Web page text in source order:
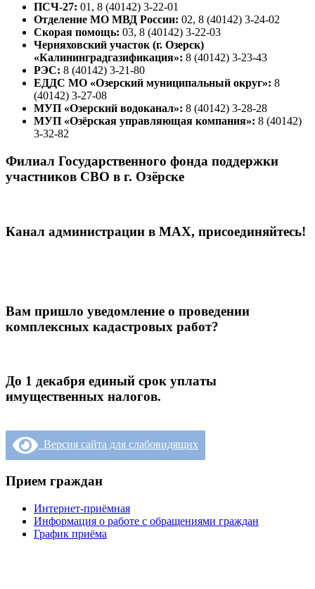
ПСЧ-27: 01, 8 (40142) 3-22-01
Отделение МО МВД России: 02, 8 (40142) 3-24-02
Скорая помощь: 03, 8 (40142) 3-22-03
Черняховский участок (г. Озерск)
«Калининградгазификация»: 8 (40142) 3-23-43
РЭС: 8 (40142) 3-21-80
ЕДДС МО «Озерский муниципальный округ»: 8
(40142) 3-27-08
МУП «Озерский водоканал»: 8 (40142) 3-28-28
МУП «Озёрская управляющая компания»: 8 (40142)
3-32-82
Филиал Государственного фонда поддержки
участников СВО в г. Озёрске
Канал администрации в МАХ, присоединяйтесь!
Вам пришло уведомление о проведении
комплексных кадастровых работ?
До 1 декабря единый срок уплаты
имущественных налогов.
Версия сайта для слабовидящих
Прием граждан
Интернет-приёмная
Информация о работе с обращениями граждан
График приёма